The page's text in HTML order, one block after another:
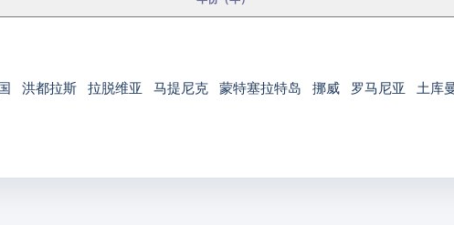
洪都拉斯 拉脱维亚 马提尼克 蒙特塞拉特岛 挪威 罗马尼亚 土库